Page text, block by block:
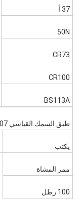
37 أ
50N
CR73
CR100
BS113A
طبق السمك القياسي AREMA 2007
يكتب
ممر المشاة
100 رطل